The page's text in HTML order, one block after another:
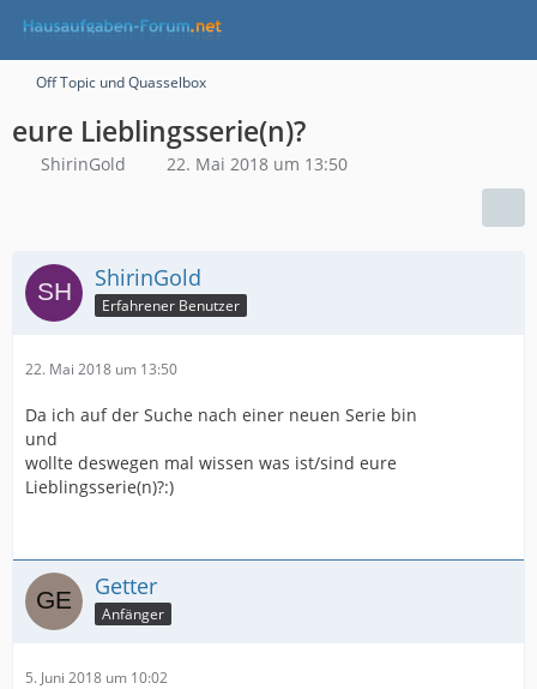
Off Topic und Quasselbox
eure Lieblingsserie(n)?
ShirinGold 22. Mai 2018 um 13:50
ShirinGold
Erfahrener Benutzer
22. Mai 2018 um 13:50
Da ich auf der Suche nach einer neuen Serie bin
und
wollte deswegen mal wissen was ist/sind eure
Lieblingsserie(n)?:)
Getter
Anfänger
5. Juni 2018 um 10:02